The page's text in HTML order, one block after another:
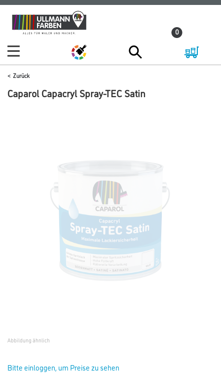
Zum
Inhalt
Zum
Navigationsmenü
0
Zurück
Caparol Capacryl Spray-TEC Satin
Abbildung ähnlich
Bitte einloggen, um Preise zu sehen